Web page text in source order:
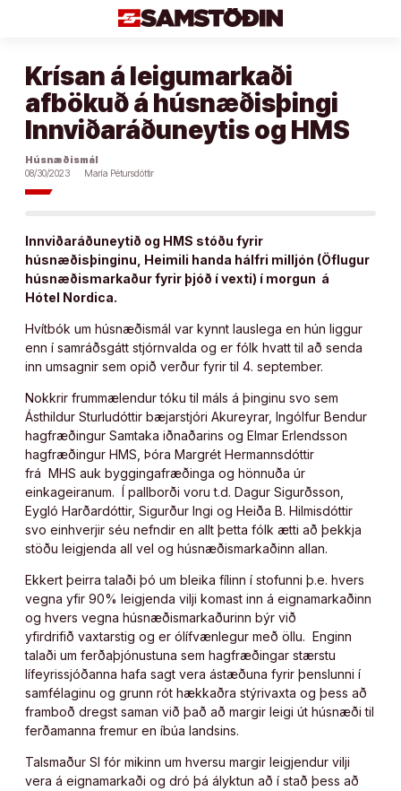
Krísan á leigumarkaði
afbökuð á húsnæðisþingi
Innviðaráðuneytis og HMS
Húsnæðismál
08/30/2023
María Pétursdóttir
Innviðaráðuneytið og HMS stóðu fyrir
húsnæðisþinginu, Heimili handa hálfri milljón (Öflugur
húsnæðismarkaður fyrir þjóð í vexti) í morgun á
Hótel Nordica.
Hvítbók um húsnæðismál var kynnt lauslega en hún liggur
enn í samráðsgátt stjórnvalda og er fólk hvatt til að senda
inn umsagnir sem opið verður fyrir til 4. september.
Nokkrir frummælendur tóku til máls á þinginu svo sem
Ásthildur Sturludóttir bæjarstjóri Akureyrar, Ingólfur Bendur
hagfræðingur Samtaka iðnaðarins og Elmar Erlendsson
hagfræðingur HMS, Þóra Margrét Hermannsdóttir
frá MHS auk byggingafræðinga og hönnuða úr
einkageiranum. Í pallborði voru t.d. Dagur Sigurðsson,
Eygló Harðardóttir, Sigurður Ingi og Heiða B. Hilmisdóttir
svo einhverjir séu nefndir en allt þetta fólk ætti að þekkja
stöðu leigjenda all vel og húsnæðismarkaðinn allan.
Ekkert þeirra talaði þó um bleika fílinn í stofunni þ.e. hvers
vegna yfir 90% leigjenda vilji komast inn á eignamarkaðinn
og hvers vegna húsnæðismarkaðurinn býr við
yfirdrifið vaxtarstig og er ólífvænlegur með öllu. Enginn
talaði um ferðaþjónustuna sem hagfræðingar stærstu
lífeyrissjóðanna hafa sagt vera ástæðuna fyrir þenslunni í
samfélaginu og grunn rót hækkaðra stýrivaxta og þess að
framboð dregst saman við það að margir leigi út húsnæði til
ferðamanna fremur en íbúa landsins.
Talsmaður SI fór mikinn um hversu margir leigjendur vilji
vera á eignamarkaði og dró þá ályktun að í stað þess að